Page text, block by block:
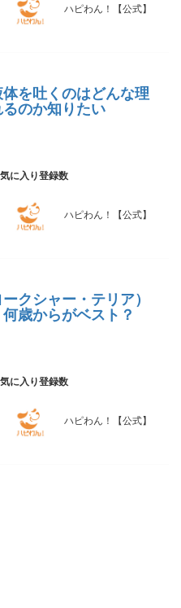
ハピわん！【公式】
を吐くのはどんな理
のか知りたい
に入り登録数
ハピわん！【公式】
クシャー・テリア）
歳からがベスト？
に入り登録数
ハピわん！【公式】